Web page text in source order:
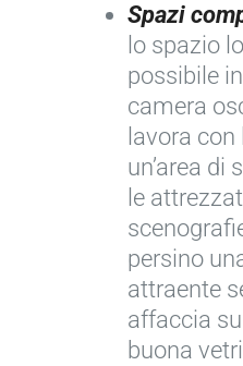
Spazi
lo spazio
possibile
camera
lavora con
un’area di
le
persino
attraente
affaccia
buona